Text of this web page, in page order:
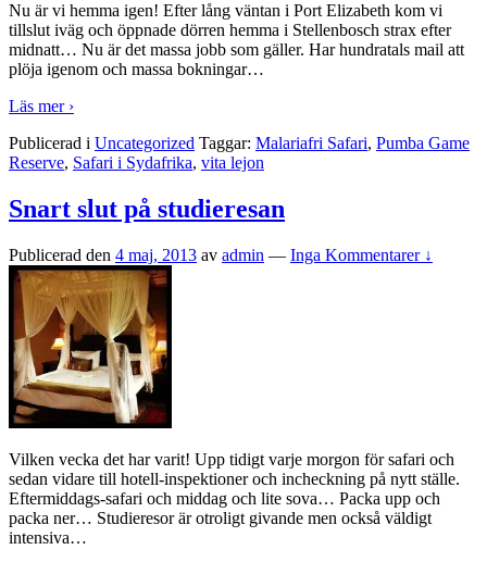
Nu är vi hemma igen! Efter lång väntan i Port Elizabeth kom vi
tillslut iväg och öppnade dörren hemma i Stellenbosch strax efter
midnatt… Nu är det massa jobb som gäller. Har hundratals mail att
plöja igenom och massa bokningar…
Läs mer ›
Publicerad i Uncategorized Taggar: Malariafri Safari, Pumba Game
Reserve, Safari i Sydafrika, vita lejon
Snart slut på studieresan
Publicerad den 4 maj, 2013 av admin — Inga Kommentarer ↓
Vilken vecka det har varit! Upp tidigt varje morgon för safari och
sedan vidare till hotell-inspektioner och incheckning på nytt ställe.
Eftermiddags-safari och middag och lite sova… Packa upp och
packa ner… Studieresor är otroligt givande men också väldigt
intensiva…